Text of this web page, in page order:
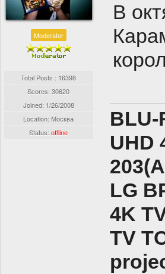
Moderator
Total Posts : 16398
Scores: 30620
Joined: 1/26/2008
Location: Москва
Status:offline
В
BLU-
UHD
LG
4K
TV